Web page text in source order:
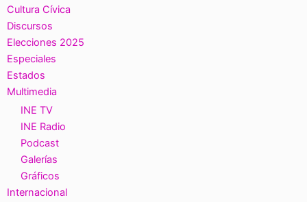
Cultura Cívica
Discursos
Elecciones 2025
Especiales
Estados
Multimedia
INE TV
INE Radio
Podcast
Galerías
Gráficos
Internacional